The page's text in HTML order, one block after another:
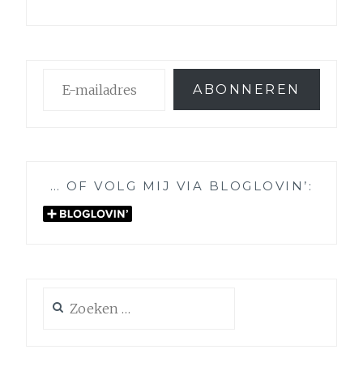
mailadres
ABONNEREN
… OF VOLG MIJ VIA BLOGLOVIN’:
naar: